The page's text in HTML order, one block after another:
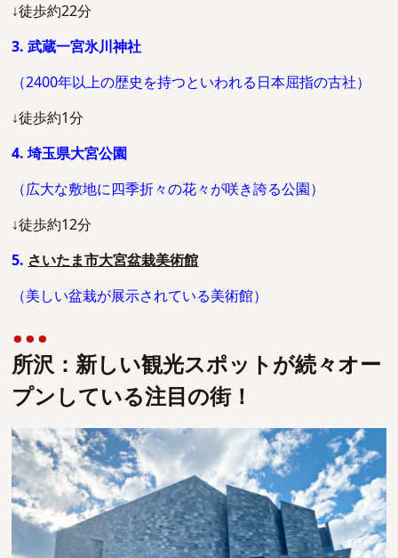
↓徒歩約22分
3. 武蔵一宮氷川神社
（2400年以上の歴史を持つといわれる日本屈指の古社）
↓徒歩約1分
4. 埼玉県大宮公園
（広大な敷地に四季折々の花々が咲き誇る公園）
↓徒歩約12分
5.さいたま市大宮盆栽美術館
（美しい盆栽が展示されている美術館）
所沢：新しい観光スポットが続々オー
プンしている注目の街！